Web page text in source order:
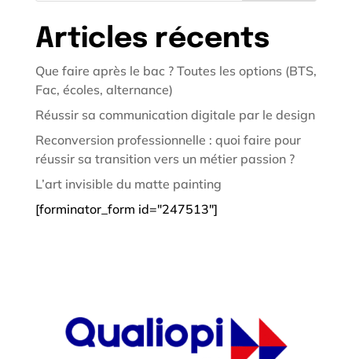
Articles récents
Que faire après le bac ? Toutes les options (BTS,
Fac, écoles, alternance)
Réussir sa communication digitale par le design
Reconversion professionnelle : quoi faire pour
réussir sa transition vers un métier passion ?
L’art invisible du matte painting
[forminator_form id="247513"]